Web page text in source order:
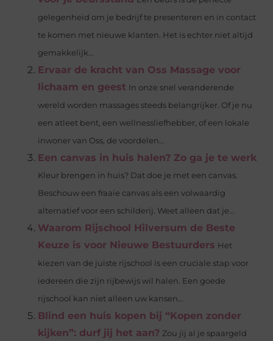
gelegenheid om je bedrijf te presenteren en in contact
te komen met nieuwe klanten. Het is echter niet altijd
gemakkelijk...
Ervaar de kracht van Oss Massage voor
lichaam en geest In onze snel veranderende
wereld worden massages steeds belangrijker. Of je nu
een atleet bent, een wellnessliefhebber, of een lokale
inwoner van Oss, de voordelen...
Een canvas in huis halen? Zo ga je te werk
Kleur brengen in huis? Dat doe je met een canvas.
Beschouw een fraaie canvas als een volwaardig
alternatief voor een schilderij. Weet alleen dat je...
Waarom Rijschool Hilversum de Beste
Keuze is voor Nieuwe Bestuurders Het
kiezen van de juiste rijschool is een cruciale stap voor
iedereen die zijn rijbewijs wil halen. Een goede
rijschool kan niet alleen uw kansen...
Blind een huis kopen bij “Kopen zonder
kijken”: durf jij het aan? Zou jij al je spaargeld